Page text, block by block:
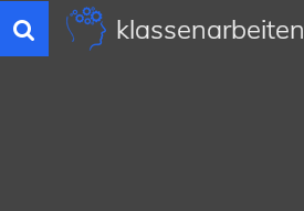
Toggle
navigation
klassenarbeiten